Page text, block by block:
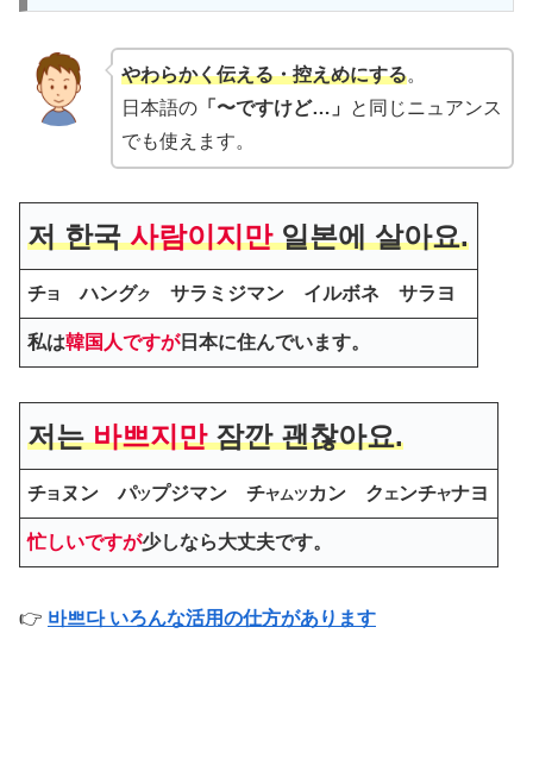
やわらかく伝える・控えめにする。
日本語の「〜ですけど…」
と同じニュアンス
でも使えます。
저 한국사람이지만일본에 살아요.
チヨ ハングク サラミ ジマン イルボネ サラヨ
私は韓国人ですが日本に住んでいます。
저는바쁘지만잠깐 괜찮아요.
チヨ ヌン パツプジマン チヤムツカン ク エンチヤナヨ
忙しいですが少しなら大丈夫です。
👉 바쁘다 いろんな活用の仕方があります